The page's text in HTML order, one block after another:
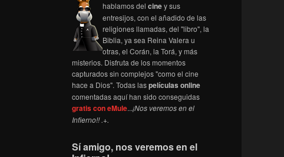
hablamos del ciney sus
entresijos, con el añadido de las
religiones llamadas, del "libro", la
Biblia, ya sea Reina Valera u
otras, el Corán, la Torá, y más
misterios. Disfruta de los momentos
capturados sin complejos "como el cine
hace a Dios". Todas laspelículas online
comentadas aquí han sido conseguidas
gratis con eMule...¡Nos veremos en el
Infierno!! .+.
Sí amigo, nos veremos en el